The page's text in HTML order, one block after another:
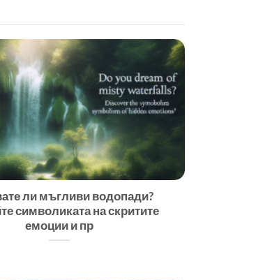
ли мъгливи водопади?
символиката на скритите
емоции и пр